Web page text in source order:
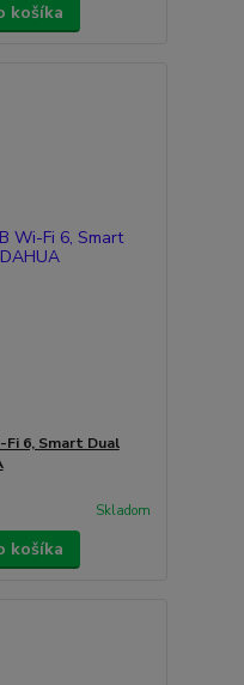
košíka
Fi 6, Smart Dual
Skladom
košíka